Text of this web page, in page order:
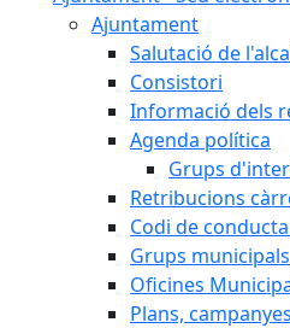
Ajuntament
Salutació de
Consistori
Informació dels
Agenda política
Grups
Retribucions
Codi de
Grups municipals
Oficines
Plans,